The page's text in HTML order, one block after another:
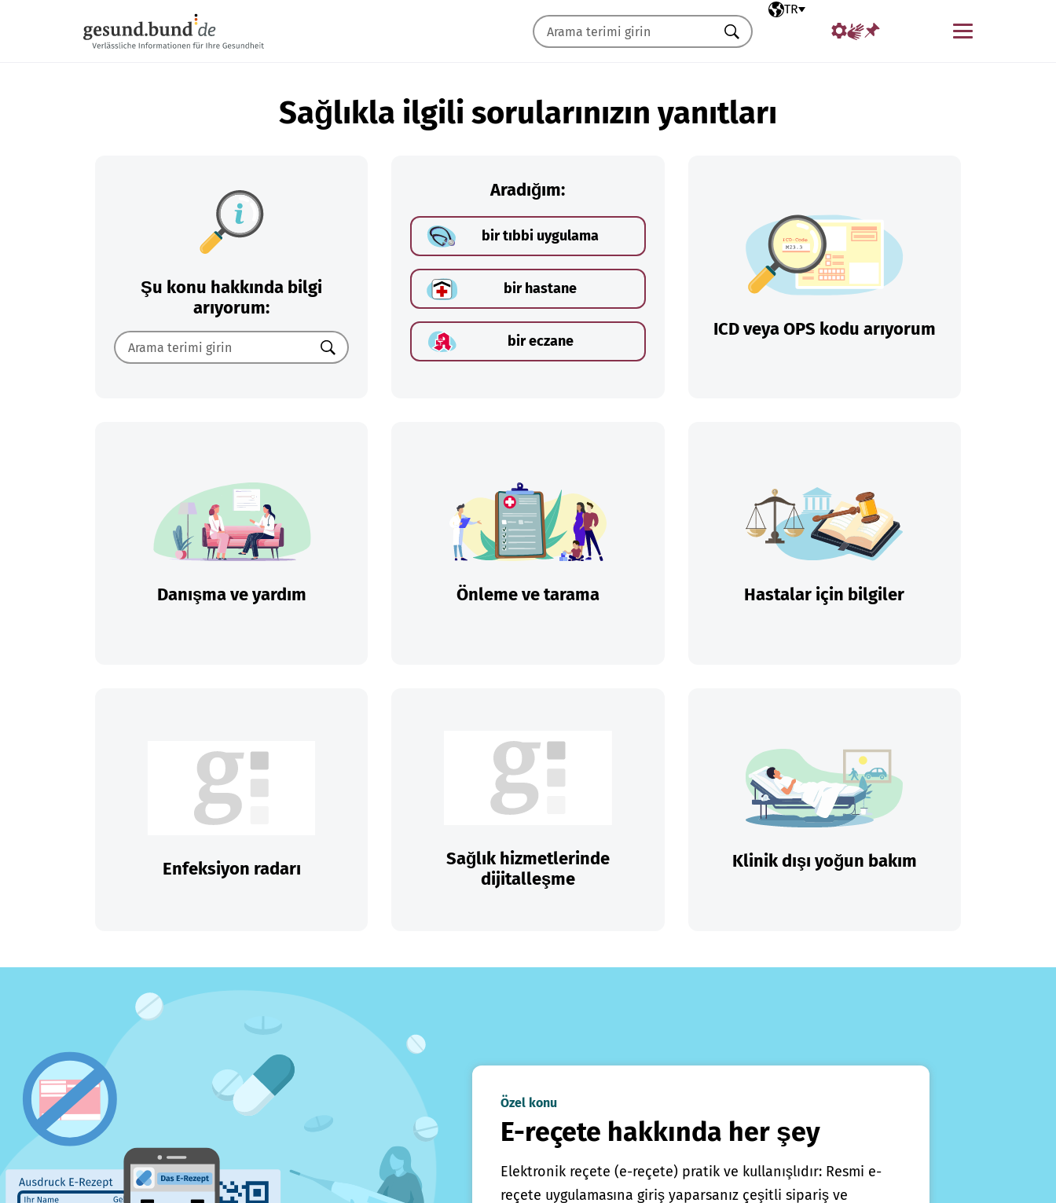
Seçili dil
TR
Menü
Ara
Sağlıkla ilgili sorularınızın yanıtları
Şu konu hakkında bilgi
arıyorum:
Ara
Aradığım:
bir tıbbi uygulama
bir hastane
bir eczane
ICD veya OPS kodu arıyorum
Danışma ve yardım Önleme ve tarama Hastalar için bilgiler
Enfeksiyon radarı
Sağlık hizmetlerinde
dijitalleşme
Klinik dışı yoğun bakım
Özel konu
E-reçete hakkında her şey
Elektronik reçete (e-reçete) pratik ve kullanışlıdır: Resmi e-
reçete uygulamasına giriş yaparsanız çeşitli sipariş ve